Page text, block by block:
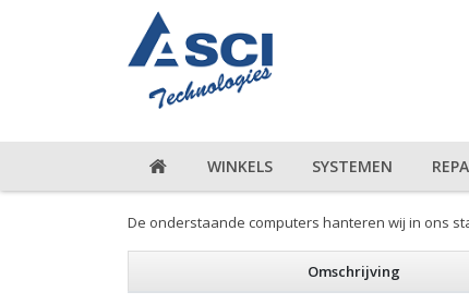
WINKELS SYSTEMEN
De onderstaande computers hanteren wij in ons
Omschrijving